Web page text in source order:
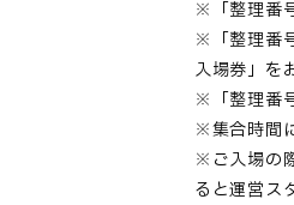
※「整理番
※「整理番
入場券」を
※「整理番
※集合時間
※ご入場の
ると運営ス